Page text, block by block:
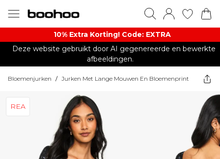
10% Extra Korting! Code: EXTRA​
Deze website gebruikt door AI gegenereerde en bewerkte
afbeeldingen.
Bloemenjurken / Jurken Met Lange Mouwen En Bloemenprint
REA